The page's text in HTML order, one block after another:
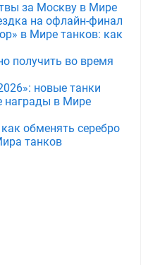
за Москву в Мире
на офлайн-финал
в Мире танков: как
получить во время
новые танки
награды в Мире
обменять серебро
танков